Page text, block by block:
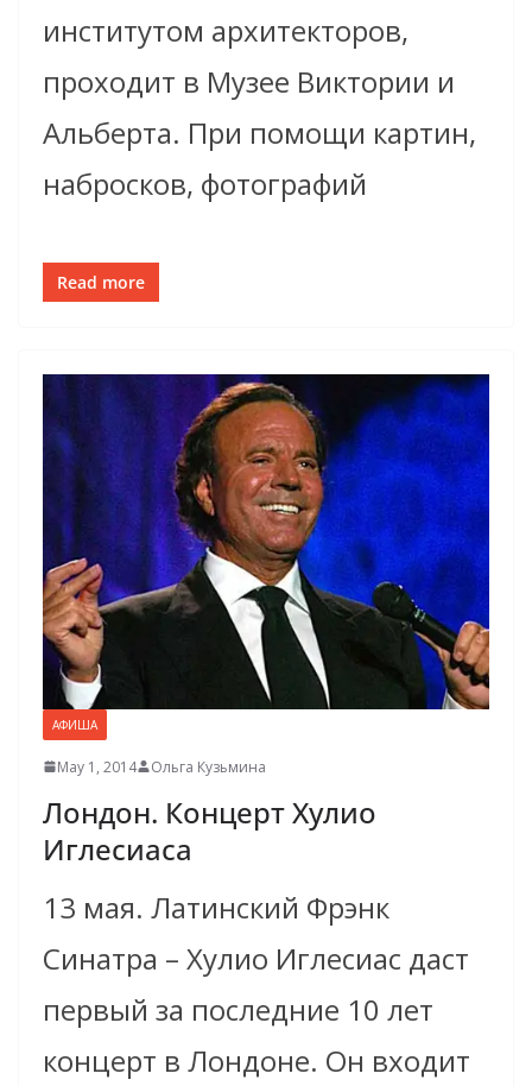
институтом архитекторов,
проходит в Музее Виктории и
Альберта. При помощи картин,
набросков, фотографий
Read more
АФИША
May 1, 2014 Ольга Кузьмина
Лондон. Концерт Хулио
Иглесиаса
13 мая. Латинский Фрэнк
Синатра – Хулио Иглесиас даст
первый за последние 10 лет
концерт в Лондоне. Он входит